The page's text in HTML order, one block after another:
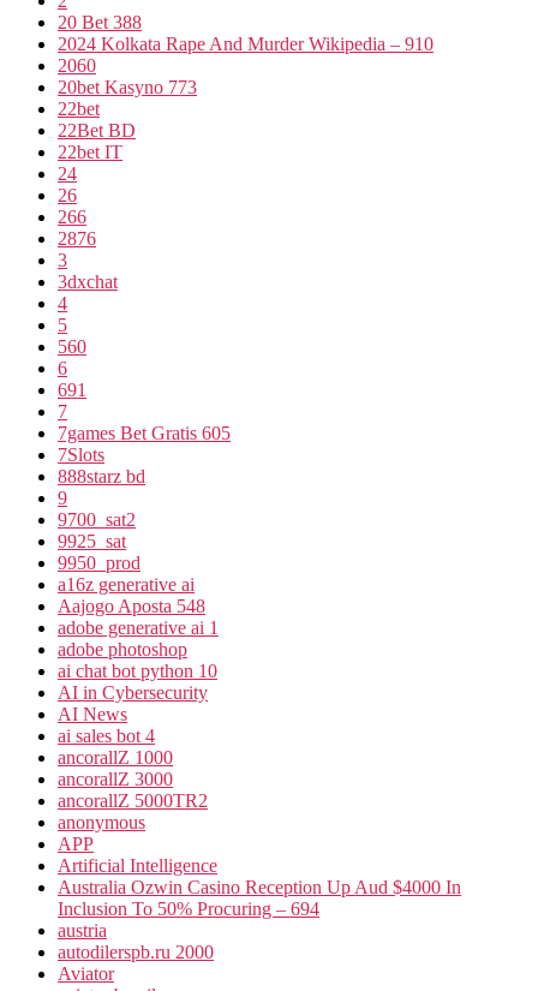
20 Bet 388
2024 Kolkata Rape And Murder Wikipedia – 910
2060
20bet Kasyno 773
22bet
22Bet BD
22bet IT
24
26
266
2876
3
3dxchat
4
5
560
6
691
7
7games Bet Gratis 605
7Slots
888starz bd
9
9700_sat2
9925_sat
9950_prod
a16z generative ai
Aajogo Aposta 548
adobe generative ai 1
adobe photoshop
ai chat bot python 10
AI in Cybersecurity
AI News
ai sales bot 4
ancorallZ 1000
ancorallZ 3000
ancorallZ 5000TR2
anonymous
APP
Artificial Intelligence
Australia Ozwin Casino Reception Up Aud $4000 In
Inclusion To 50% Procuring – 694
austria
autodilerspb.ru 2000
Aviator